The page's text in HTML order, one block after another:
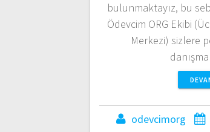
bulunmaktayız, bu
Ödevcim ORG Ekibi
Merkezi) sizlere
odevcimorg